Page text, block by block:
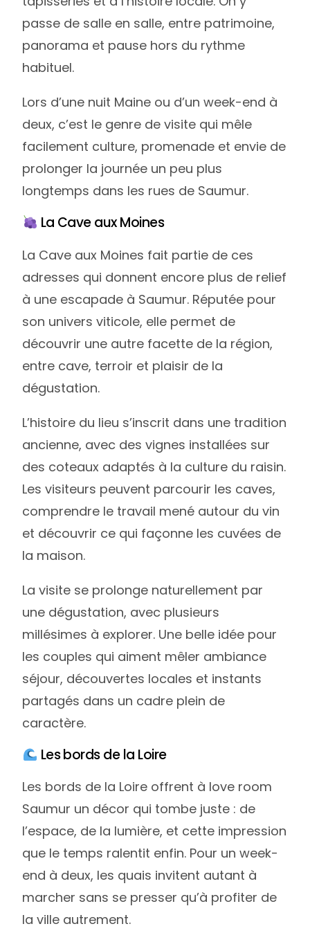
passe de salle en salle, entre patrimoine,
panorama et pause hors du rythme
habituel.
Lors d’une nuit Maine ou d’un week-end à
deux, c’est le genre de visite qui mêle
facilement culture, promenade et envie de
prolonger la journée un peu plus
longtemps dans les rues de Saumur.
La Cave aux Moines
La Cave aux Moines fait partie de ces
adresses qui donnent encore plus de relief
à une escapade à Saumur. Réputée pour
son univers viticole, elle permet de
découvrir une autre facette de la région,
entre cave, terroir et plaisir de la
dégustation.
L’histoire du lieu s’inscrit dans une tradition
ancienne, avec des vignes installées sur
des coteaux adaptés à la culture du raisin.
Les visiteurs peuvent parcourir les caves,
comprendre le travail mené autour du vin
et découvrir ce qui façonne les cuvées de
la maison.
La visite se prolonge naturellement par
une dégustation, avec plusieurs
millésimes à explorer. Une belle idée pour
les couples qui aiment mêler ambiance
séjour, découvertes locales et instants
partagés dans un cadre plein de
caractère.
Les bords de la Loire
Les bords de la Loire offrent à love room
Saumur un décor qui tombe juste : de
l’espace, de la lumière, et cette impression
que le temps ralentit enfin. Pour un week-
end à deux, les quais invitent autant à
marcher sans se presser qu’à profiter de
la ville autrement.